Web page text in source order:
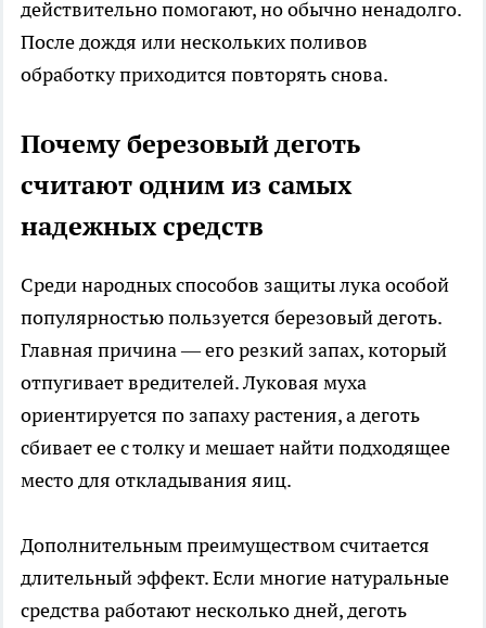
действительно помогают, но обычно ненадолго.
После дождя или нескольких поливов
обработку приходится повторять снова.
Почему березовый деготь
считают одним из самых
надежных средств
Среди народных способов защиты лука особой
популярностью пользуется березовый деготь.
Главная причина — его резкий запах, который
отпугивает вредителей. Луковая муха
ориентируется по запаху растения, а деготь
сбивает ее с толку и мешает найти подходящее
место для откладывания яиц.
Дополнительным преимуществом считается
длительный эффект. Если многие натуральные
средства работают несколько дней, деготь